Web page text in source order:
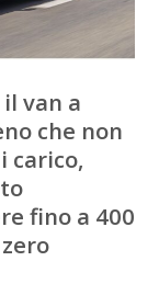
il van a
che non
carico,
fino a 400